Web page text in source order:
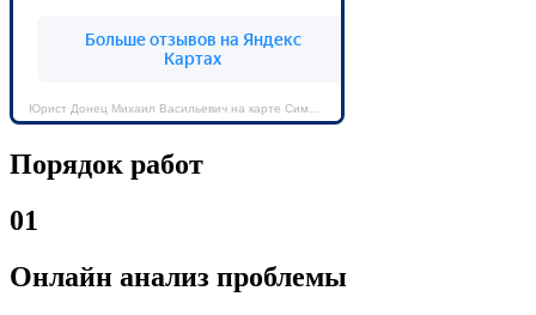
Порядок работ
01
Онлайн анализ проблемы